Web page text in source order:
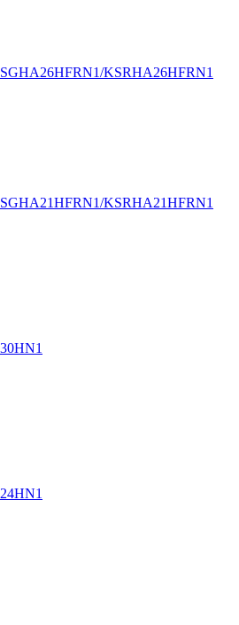
KSRHA26HFRN1
KSRHA21HFRN1